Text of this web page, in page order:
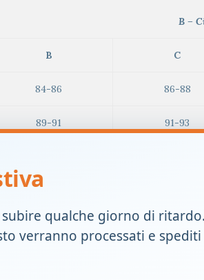
B –
B C
84-86 86-88
89-91 91-93
99-101
104-106 106-108
qualche giorno di ritardo.
verranno processati e spediti